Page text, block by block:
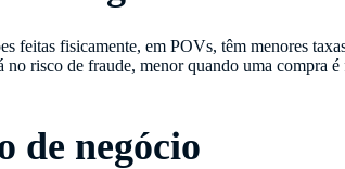
feitas fisicamente, em POVs, têm menores
no risco de fraude, menor quando uma compra é
de negócio